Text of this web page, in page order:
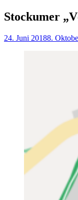
Stockumer
24. Juni 20188.